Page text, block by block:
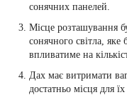
сонячних панелей.
Місце розташування
сонячного світла,
впливатиме на
Дах має витримати
достатньо місця для